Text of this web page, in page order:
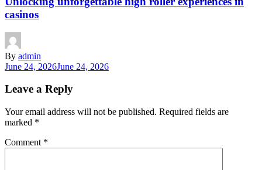
casinos
By admin
June 24, 2026June 24, 2026
Leave a Reply
Your email address will not be published. Required fields are
marked *
Comment *